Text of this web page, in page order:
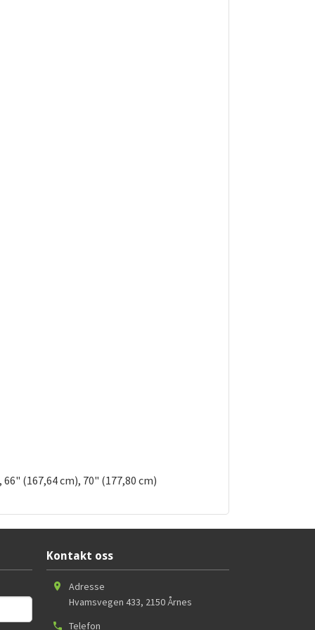
(167,64 cm), 70" (177,80 cm)
Kontakt oss
Adresse
Hvamsvegen 433, 2150Årnes
Telefon